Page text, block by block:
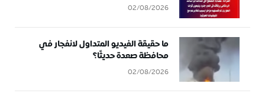
02/08/2026
ما حقيقة الفيديو المتداول لانفجار في
محافظة صعدة حديثًا؟
02/08/2026